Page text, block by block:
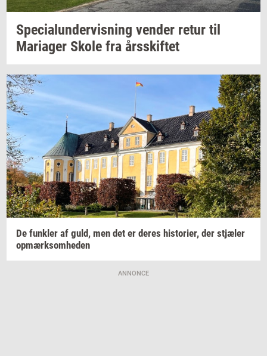
Spe­ci­a­lun­der­vis­ning ven­der retur til
Ma­ri­a­ger Skole fra års­skif­tet
De funk­ler af guld, men det er deres hi­sto­ri­er, der stjæ­ler
op­mærk­som­he­den
ANNONCE